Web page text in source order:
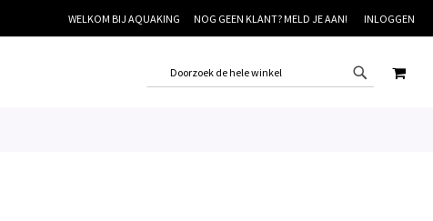
WELKOM BIJ AQUAKING NOG GEEN KLANT? MELD JE AAN! INLOGGEN